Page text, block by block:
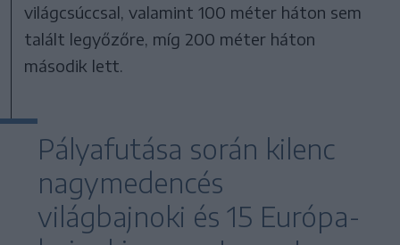
világcsúccsal, valamint 100 méter háton sem
talált legyőzőre, míg 200 méter háton
második lett.
Pályafutása során kilenc
nagymedencés
világbajnoki és 15 Európa-